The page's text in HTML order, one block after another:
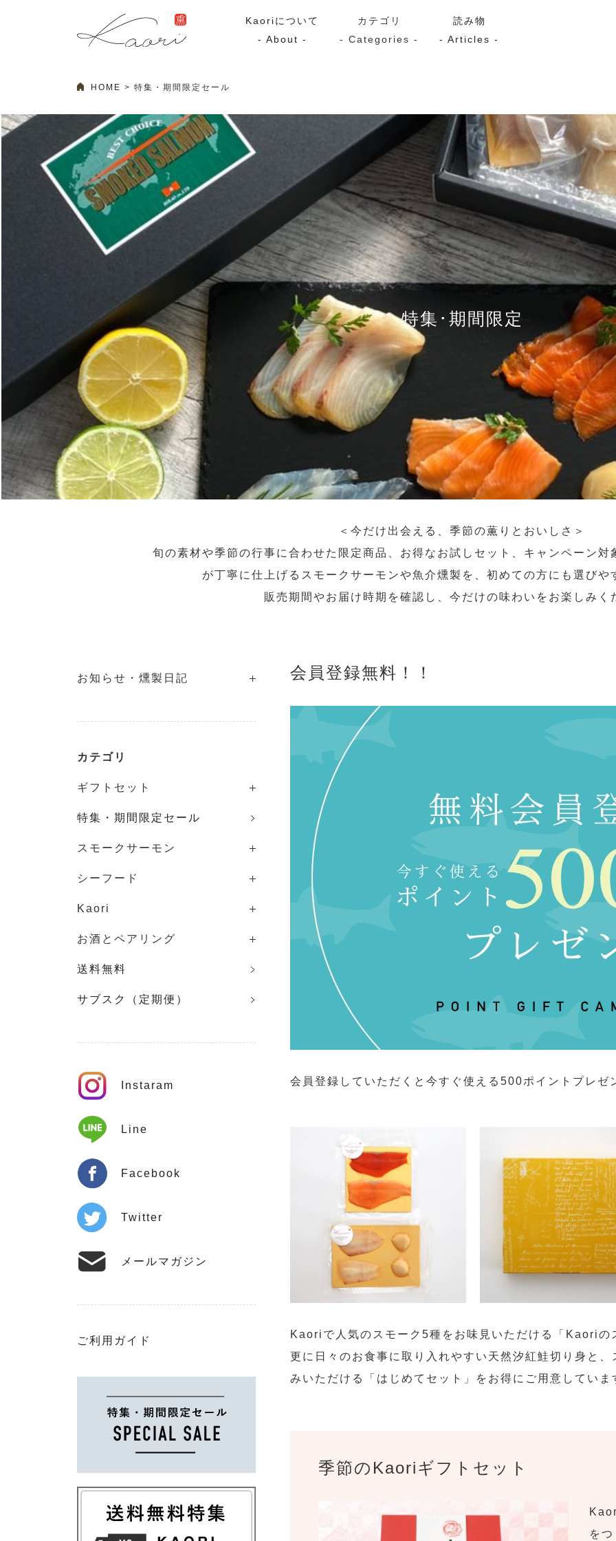
Kaoriについて
- About -
カテゴリ
- Categories -
ギフトセット
Kaoriのギフト
漢魂（かんたま）
Ocean Rich
ラッピング
スモークサーモン
マリネ
その他
スモーク
プレミアム
漬け魚
Kaori
Kaoriセレク
特集・期間限定セール 送料無料 サブスク（定期コース・頒
読み物
- Articles -
HOME 特集・期間限定セール
特集･期間限定
＜今だけ出会える、季節の薫りとおいしさ＞
旬の素材や季節の行事に合わせた限定商品、お得なお試しセット、キャンペーン
が丁寧に仕上げるスモークサーモンや魚介燻製を、初めての方にも選びや
販売期間やお届け時期を確認し、今だけの味わいをお楽しみく
お知らせ・燻製日記
カテゴリ
ギフトセット
特集・期間限定セール
スモークサーモン
シーフード
Kaori
お酒とペアリング
送料無料
サブスク（定期便）
Instaram
Line
Facebook
Twitter
メールマガジン
ご利用ガイド
会員登録無料！！
会員登録していただくと今すぐ使える500ポイントプレゼ
Kaoriで人気のスモーク5種をお味見いただける「Kaoriの
更に日々のお食事に取り入れやすい天然汐紅鮭切り身と
みいただける「はじめてセット」をお得にご用意していま
季節のKaoriギフトセット
を